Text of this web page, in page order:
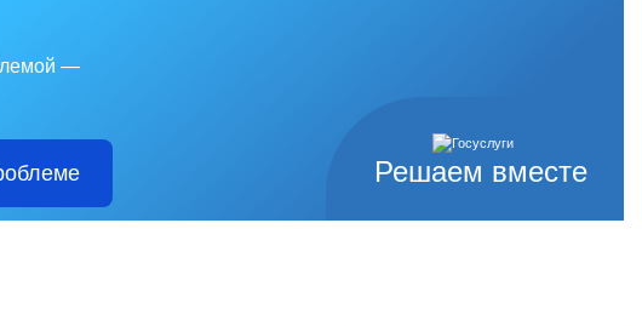
Решаем вместе
—